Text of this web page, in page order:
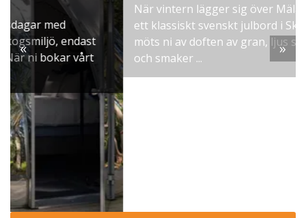
När vintern lägger sig över Mälaren dukar vi upp
ett klassiskt svenskt julbord i Skyttegården. Här
möts ni av doften av gran, ljus som brinner stilla
och smaker ...
« »